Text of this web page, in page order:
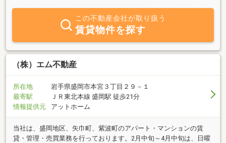
この不動産会社が取り扱う
賃貸物件を探す
（株）エム不動産
所在地
岩手県盛岡市本宮３丁目２９－１
最寄駅
ＪＲ東北本線 盛岡駅 徒歩21分
情報提供元
アットホーム
当社は、盛岡地区、矢巾町、紫波町のアパート・マンションの賃
貸・管理・売買業務を行っております。2月中旬～4月中旬は、日曜